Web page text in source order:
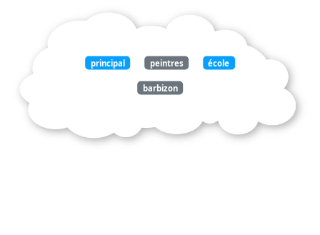
principal peintres école
barbizon